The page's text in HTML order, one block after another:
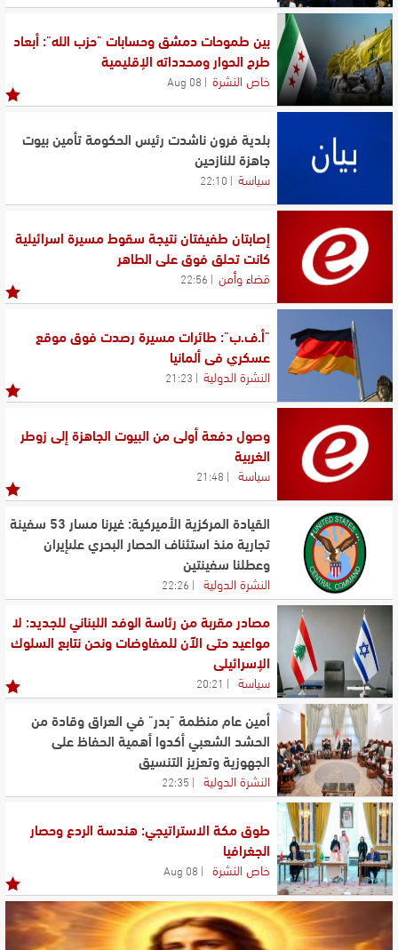
بين طموحات دمشق وحسابات "حزب الله": أبعاد
طرح الحوار ومحدداته الإقليمية
خاص النشرة 08 Aug
بلدية فرون ناشدت رئيس الحكومة تأمين بيوت
جاهزة للنازحين
سياسة 22:10
إصابتان طفيفتان نتيجة سقوط مسيرة اسرائيلية
كانت تحلق فوق علي الطاهر
قضاء وأمن 22:56
"أ.ف.ب": طائرات مسيرة رصدت فوق موقع
عسكري في ألمانيا
النشرة الدولية 21:23
وصول دفعة أولى من البيوت الجاهزة إلى زوطر
الغربية
سياسة 21:48
القيادة المركزية الأميركية: غيرنا مسار 53 سفينة
تجارية منذ استئناف الحصار البحري علىإيران
وعطلنا سفينتين
النشرة الدولية 22:26
مصادر مقربة من رئاسة الوفد اللبناني للجديد: لا
مواعيد حتى الآن للمفاوضات ونحن نتابع السلوك
الإسرائيلي
سياسة 20:21
أمين عام منظمة "بدر" في العراق وقادة من
الحشد الشعبي أكدوا أهمية الحفاظ على
الجهوزية وتعزيز التنسيق
النشرة الدولية 22:35
طوق مكة الاستراتيجي: هندسة الردع وحصار
الجغرافيا
خاص النشرة 08 Aug